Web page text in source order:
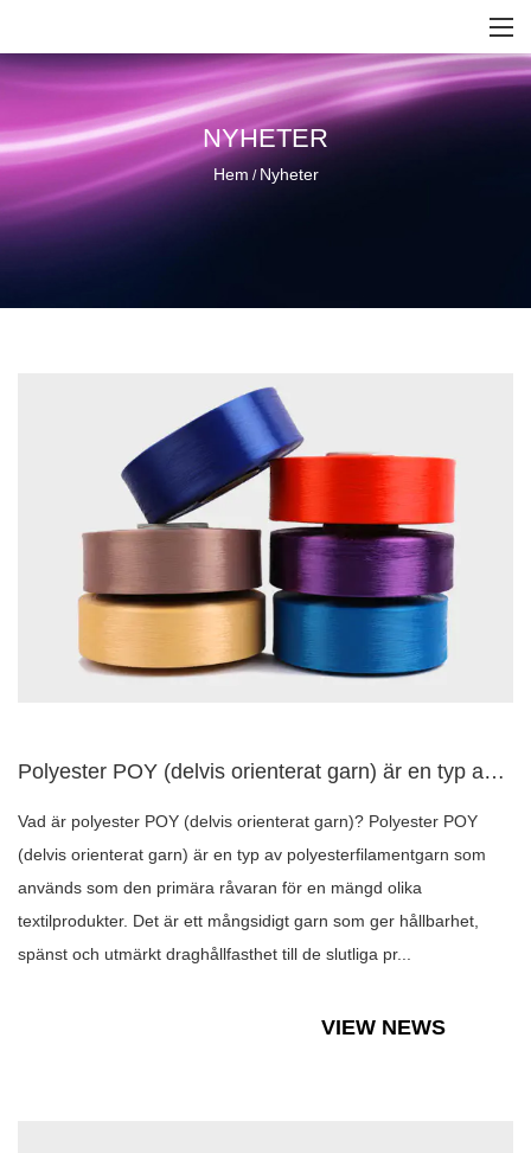
NYHETER
Hem / Nyheter
Polyester POY (delvis orienterat garn) är en typ av polyeste...
Vad är polyester POY (delvis orienterat garn)? Polyester POY
(delvis orienterat garn) är en typ av polyesterfilamentgarn som
används som den primära råvaran för en mängd olika
textilprodukter. Det är ett mångsidigt garn som ger hållbarhet,
spänst och utmärkt draghållfasthet till de slutliga pr...
VIEW NEWS